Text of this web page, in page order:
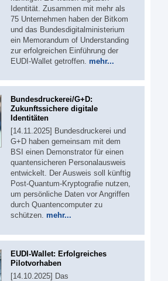
Identität. Zusammen mit mehr als
75 Unternehmen haben der Bitkom
und das Bundesdigitalministerium
ein Memorandum of Understanding
zur erfolgreichen Einführung der
EUDI-Wallet getroffen. mehr...
Bundesdruckerei/G+D:
Zukunftssichere digitale
Identitäten
[14.11.2025] Bundesdruckerei und
G+D haben gemeinsam mit dem
BSI einen Demonstrator für einen
quantensicheren Personalausweis
entwickelt. Der Ausweis soll künftig
Post-Quantum-Kryptografie nutzen,
um persönliche Daten vor Angriffen
durch Quantencomputer zu
schützen. mehr...
EUDI-Wallet: Erfolgreiches
Pilotvorhaben
[14.10.2025] Das